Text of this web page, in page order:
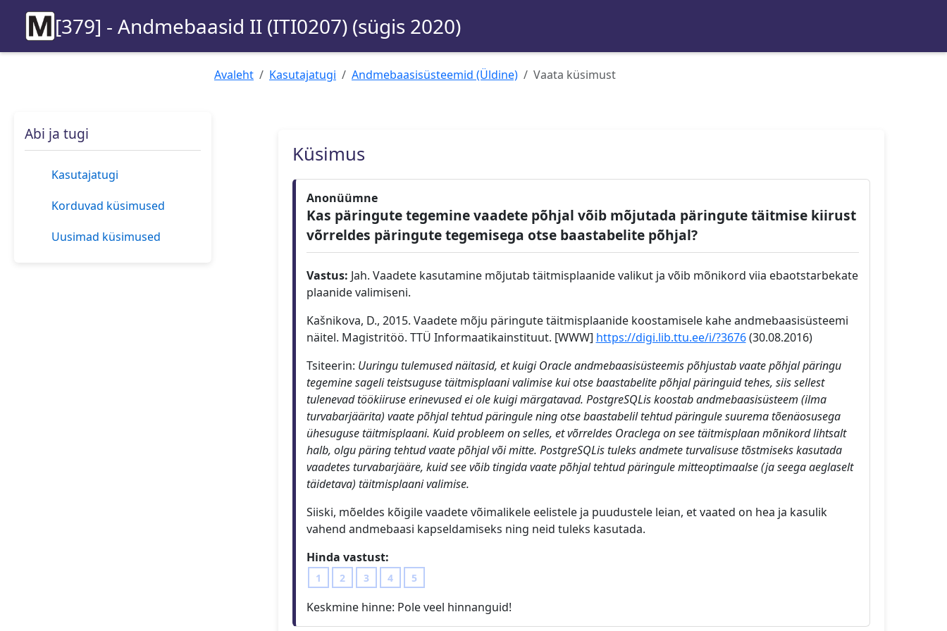
[379] - Andmebaasid II (ITI0207) (sügis 2020)
Avaleht Kasutajatugi Andmebaasisüsteemid (Üldine) Vaata küsimust
Abi ja tugi
Kasutajatugi
Korduvad küsimused
Uusimad küsimused
Küsimus
Anonüümne
Kas päringute tegemine vaadete põhjal võib mõjutada päringute täitmise kiirust
võrreldes päringute tegemisega otse baastabelite põhjal?
Vastus: Jah. Vaadete kasutamine mõjutab täitmisplaanide valikut ja võib mõnikord viia ebaotstarbekate
plaanide valimiseni.
Kašnikova, D., 2015. Vaadete mõju päringute täitmisplaanide koostamisele kahe andmebaasisüsteemi
näitel. Magistritöö. TTÜ Informaatikainstituut. [WWW] https://digi.lib.ttu.ee/i/?3676(30.08.2016)
Tsiteerin: Uuringu tulemused näitasid, et kuigi Oracle andmebaasisüsteemis põhjustab vaate põhjal päringu
tegemine sageli teistsuguse täitmisplaani valimise kui otse baastabelite põhjal päringuid tehes, siis sellest
tulenevad töökiiruse erinevused ei ole kuigi märgatavad. PostgreSQLis koostab andmebaasisüsteem (ilma
turvabarjäärita) vaate põhjal tehtud päringule ning otse baastabelil tehtud päringule suurema tõenäosusega
ühesuguse täitmisplaani. Kuid probleem on selles, et võrreldes Oraclega on see täitmisplaan mõnikord lihtsalt
halb, olgu päring tehtud vaate põhjal või mitte. PostgreSQLis tuleks andmete turvalisuse tõstmiseks kasutada
vaadetes turvabarjääre, kuid see võib tingida vaate põhjal tehtud päringule mitteoptimaalse (ja seega aeglaselt
täidetava) täitmisplaani valimise.
Siiski, mõeldes kõigile vaadete võimalikele eelistele ja puudustele leian, et vaated on hea ja kasulik
vahend andmebaasi kapseldamiseks ning neid tuleks kasutada.
Hinda vastust:
1 2 3 4 5
Keskmine hinne: Pole veel hinnanguid!